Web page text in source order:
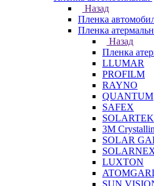
Назад
Пленка
Пленка
Назад
Пленка
LLUMAR
PROFILM
RAYNO
QUANTUM
SAFEX
SOLARTEK
3M
SOLAR
LUXTON
SUN